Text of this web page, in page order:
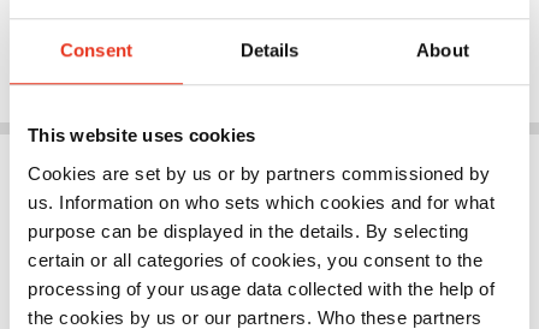
Consent Details About
This website uses cookies
Cookies are set by us or by partners commissioned by
us. Information on who sets which cookies and for what
purpose can be displayed in the details. By selecting
certain or all categories of cookies, you consent to the
processing of your usage data collected with the help of
the cookies by us or our partners. Who these partners